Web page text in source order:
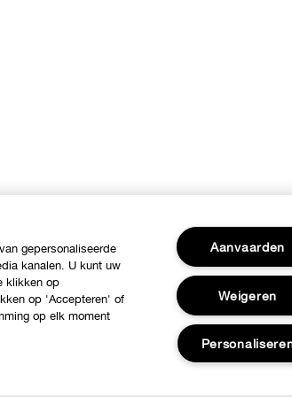
gepersonaliseerde
kanalen. U kunt uw
klikken op
op 'Accepteren' of
op elk moment
Aanvaarden
Weigeren